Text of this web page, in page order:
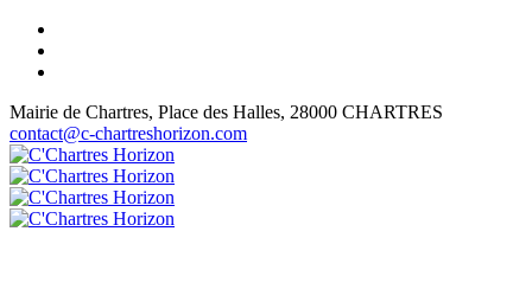
Mairie de Chartres, Place des Halles, 28000 CHARTRES
contact@c-chartreshorizon.com